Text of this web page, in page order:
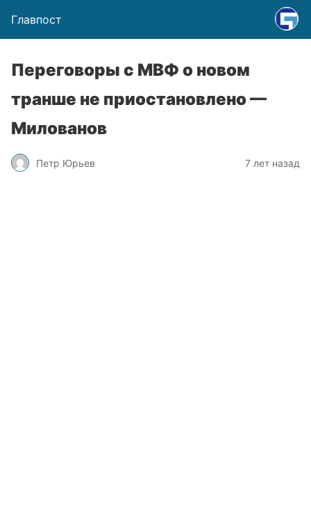
Главпост
Переговоры с МВФ о новом
транше не приостановлено —
Милованов
Петр Юрьев 7 лет назад